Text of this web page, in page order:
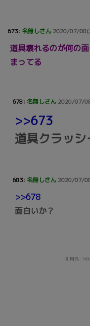
673: 名無しさん2020/07/08(
道具壊れるのが何の
まってる
678: 名無しさん2020/07/
>>673
道具クラッ
683: 名無しさん2020/07/
>>678
面白いか？
引用元：